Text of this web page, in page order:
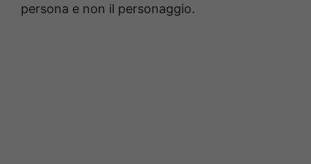
persona e non il personaggio.